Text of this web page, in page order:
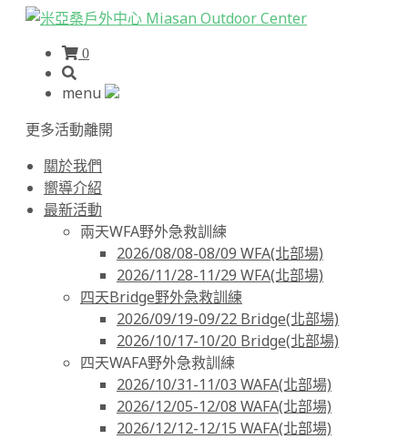
0
menu
更多活動離開
關於我們
嚮導介紹
最新活動
兩天WFA野外急救訓練
2026/08/08-08/09 WFA(北部場)
2026/11/28-11/29 WFA(北部場)
四天Bridge野外急救訓練
2026/09/19-09/22 Bridge(北部場)
2026/10/17-10/20 Bridge(北部場)
四天WAFA野外急救訓練
2026/10/31-11/03 WAFA(北部場)
2026/12/05-12/08 WAFA(北部場)
2026/12/12-12/15 WAFA(北部場)